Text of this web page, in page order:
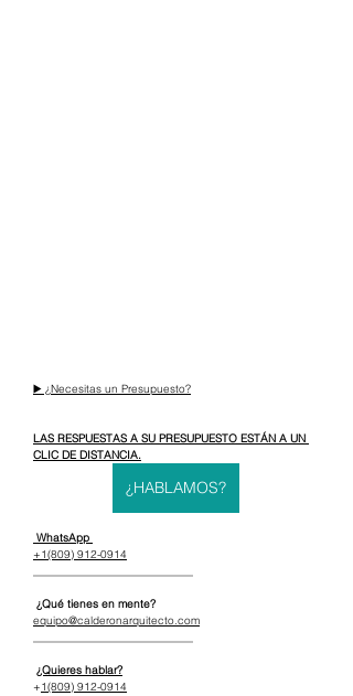
▶️ ¿Necesitas un Presupuesto?
LAS RESPUESTAS A SU PRESUPUESTO ESTÁN A UN
CLIC DE DISTANCIA.
¿HABLAMOS?
WhatsApp
+1(809) 912-0914
¿Qué tienes en mente?
equipo@calderonarquitecto.com
¿Quieres hablar?
+1(809) 912-0914